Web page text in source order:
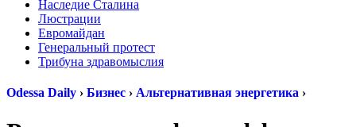
Наследие Сталина
Люстрации
Евромайдан
Генеральный протест
Трибуна здравомыслия
Odessa Daily › Бизнес › Альтернативная энергетика ›